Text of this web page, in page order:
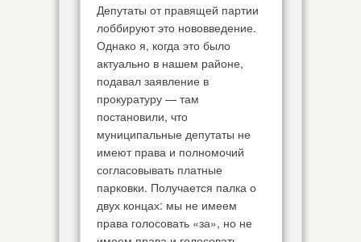
Депутаты от правящей партии
лоббируют это нововведение.
Однако я, когда это было
актуально в нашем районе,
подавал заявление в
прокуратуру — там
постановили, что
муниципальные депутаты не
имеют права и полномочий
согласовывать платные
парковки. Получается палка о
двух концах: мы не имеем
права голосовать «за», но не